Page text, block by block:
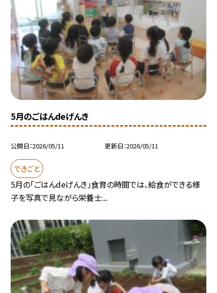
5月のごはんdeげんき
公開日 2026/05/11 更新日 2026/05/11
できごと
5月の「ごはんdeげんき」食育の時間では、給食ができる様
子を写真で見ながら栄養士...